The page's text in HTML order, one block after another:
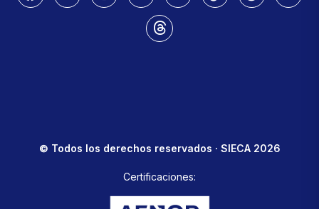
© Todos los derechos reservados · SIECA 2026
Certificaciones: